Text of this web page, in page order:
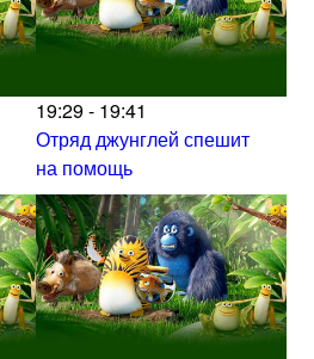
19:29 - 19:41
Отряд джунглей спешит
на помощь